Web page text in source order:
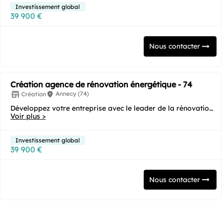
Investissement global
39 900 €
Nous contacter
Création agence de rénovation énergétique - 74
Création Annecy (74)
Développez votre entreprise avec le leader de la rénovation
Voir plus >
Investissement global
39 900 €
Nous contacter